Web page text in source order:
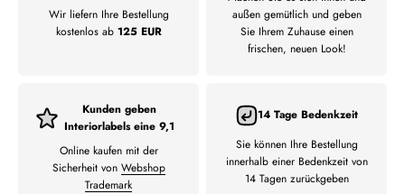
Wir liefern Ihre Bestellung
kostenlos ab 125 EUR
außen gemütlich und geben
Sie Ihrem Zuhause einen
frischen, neuen Look!
Kunden geben
Interiorlabels eine 9,1
Online kaufen mit der
Sicherheit von Webshop
Trademark
14 Tage Bedenkzeit
Sie können Ihre Bestellung
innerhalb einer Bedenkzeit von
14 Tagen zurückgeben